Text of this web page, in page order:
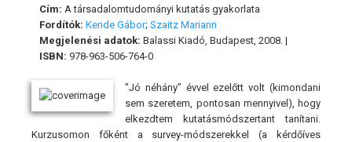
Cím: A társadalomtudományi kutatás gyakorlata
Fordítók: Kende Gábor; Szaitz Mariann
Megjelenési adatok: Balassi Kiadó, Budapest, 2008. |
ISBN: 978-963-506-764-0
"Jó néhány” évvel ezelőtt volt (kimondani
sem szeretem, pontosan mennyivel), hogy
elkezdtem kutatásmódszertant tanítani.
Kurzusomon főként a survey-módszerekkel (a kérdőíves